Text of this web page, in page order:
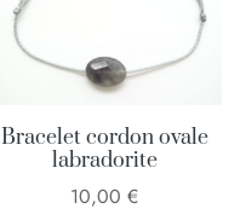
Bracelet cordon ovale
labradorite
10,00 €